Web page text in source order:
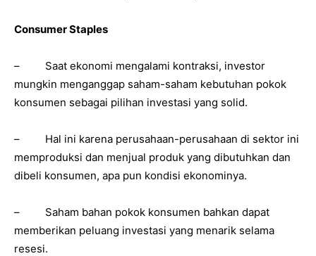
Consumer Staples
– Saat ekonomi mengalami kontraksi, investor
mungkin menganggap saham-saham kebutuhan pokok
konsumen sebagai pilihan investasi yang solid.
– Hal ini karena perusahaan-perusahaan di sektor ini
memproduksi dan menjual produk yang dibutuhkan dan
dibeli konsumen, apa pun kondisi ekonominya.
– Saham bahan pokok konsumen bahkan dapat
memberikan peluang investasi yang menarik selama
resesi.